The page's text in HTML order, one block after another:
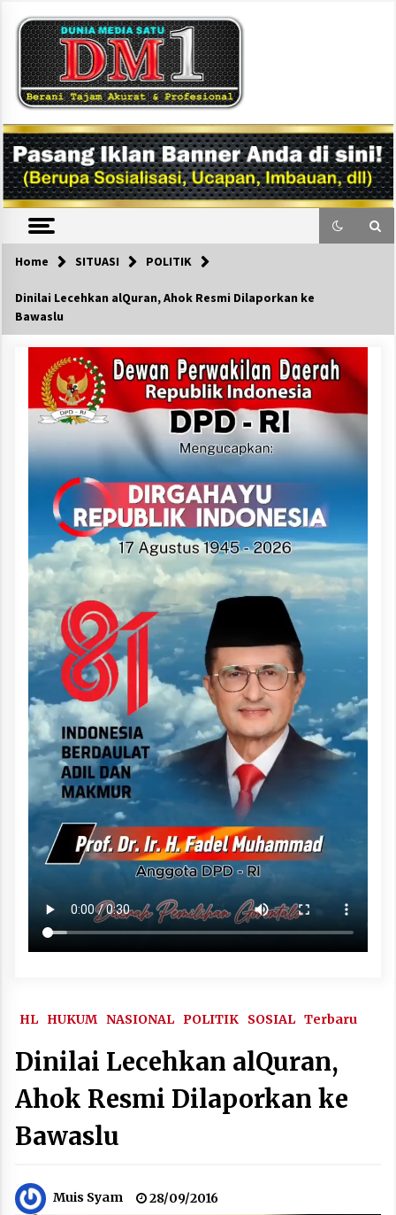
content
DM1
Home SITUASI POLITIK
Dinilai Lecehkan alQuran, Ahok Resmi Dilaporkan ke
Bawaslu
HL HUKUM NASIONAL POLITIK SOSIAL Terbaru
Dinilai Lecehkan alQuran,
Ahok Resmi Dilaporkan ke
Bawaslu
Muis Syam 28/09/2016